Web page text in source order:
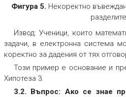
Фигура 5. Некоректно
Извод: Ученици, които
задачи, в електронна система
коректно за дадения от тях
Този пример е основание и
Хипотеза 3.
3.2. Въпрос: Ако се знае